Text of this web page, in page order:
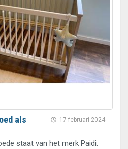
17 februari 2024
als
staat van het merk Paidi.